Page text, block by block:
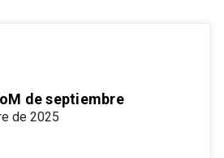
de septiembre
de 2025